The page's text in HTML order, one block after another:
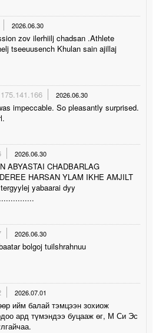
2026.06.30
zov ilerhiilj chadsan .Athlete
tseeuusench Khulan sain ajillaj
2026.06.30
impeccable. So pleasantly surprised.
2026.06.30
ABYASTAI CHADBARLAG
HARSAN YLAM IKHE AMJILT
yabaarai dyy
2026.06.30
bolgoj tuilshrahnuu
2026.07.01
ийм балай тэмцээн зохиож
ард түмэндээ буцааж өг, М Си Эс